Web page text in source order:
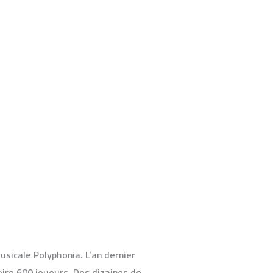
Polyphonia. L’an dernier